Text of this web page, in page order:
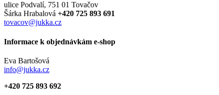
ulice Podvalí, 751 01 Tovačov
Šárka Hrabalová +420 725 893 691
tovacov@jukka.cz
Informace k objednávkám e-shop
Eva Bartošová
info@jukka.cz
+420 725 893 692